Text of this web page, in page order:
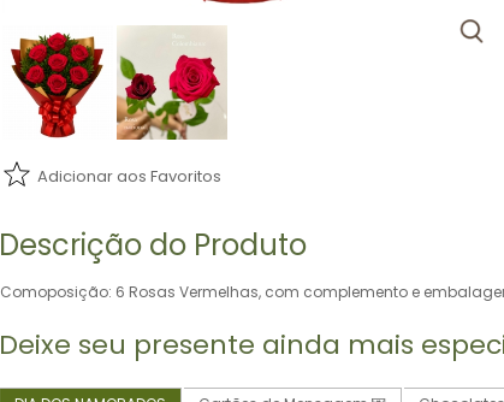
Adicionar aos Favoritos
Descrição do Produto
Comoposição: 6 Rosas Vermelhas, com complemento e
Deixe seu presente ainda mais